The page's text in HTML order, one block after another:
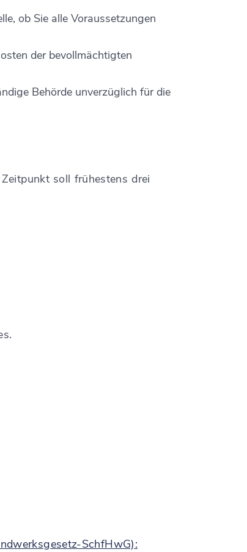
ob Sie alle Voraussetzungen
der bevollmächtigten
Behörde unverzüglich für die
soll frühestens drei
SchfHwG):